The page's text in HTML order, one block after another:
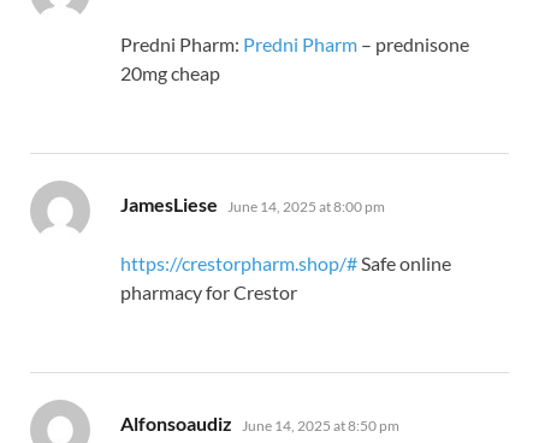
Predni Pharm: Predni Pharm – prednisone
20mg cheap
JamesLiese says:
June 14, 2025 at 8:00 pm
https://crestorpharm.shop/#Safe online
pharmacy for Crestor
Alfonsoaudiz says:
June 14, 2025 at 8:50 pm